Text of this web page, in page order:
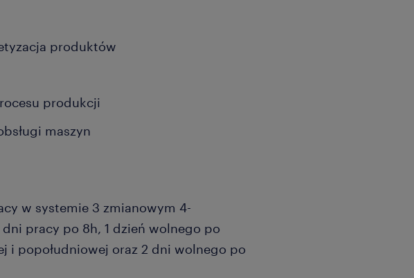
produktów
produkcji
maszyn
w systemie 3 zmianowym 4-
pracy po 8h, 1 dzień wolnego po
i popołudniowej oraz 2 dni wolnego po